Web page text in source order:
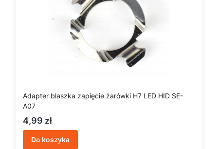
Adapter blaszka zapięcie żarówki H7 LED HID SE-
A07
Cena
4,99 zł
Do koszyka